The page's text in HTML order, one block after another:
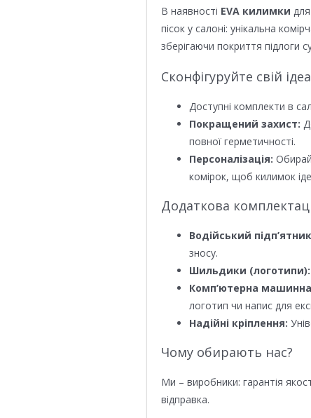
В наявності EVA килимки
пісок у салоні: унікальна
зберігаючи покриття підлоги
Сконфігуруйте свій
Доступні комплекти в
Покращений захист:
повної герметичності.
Персоналізація:
комірок, щоб килимок
Додаткова
Водійський
зносу.
Шильдики (логотипи):
Комп’ютерна
логотип чи напис для
Надійні кріплення:
Чому обирають нас?
Ми – виробники: гарантія
відправка.